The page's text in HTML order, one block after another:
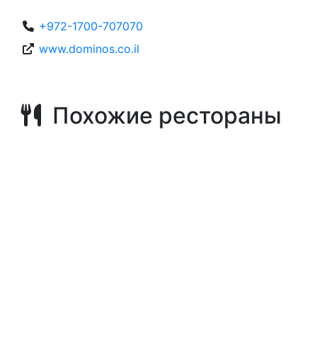
+972-1700-707070
www.dominos.co.il
Похожие рестораны